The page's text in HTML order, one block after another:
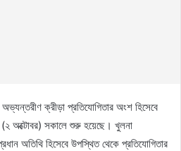
ক্রীড়া প্রতিযোগিতার অংশ হিসেবে
(২ অক্টোবর) সকালে শুরু হয়েছে। খুলনা
অতিথি হিসেবে উপস্থিত থেকে প্রতিযোগিতার